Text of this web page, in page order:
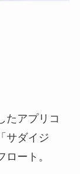
たアプリコ
サダイジ
ート。